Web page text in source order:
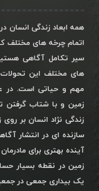
همه ابعاد زندگی انسان
اتمام چرخه های مختلف
سیر تکامل آگاهی
های مختلف این
مهم و حیاتی است. در
زمین و با شتاب گرفتن
زندگی نژاد انسان بر
سازنده ای در انتشار
آینده بهتری برای
زمین در نقطه بسیار
یک بیداری جمعی در